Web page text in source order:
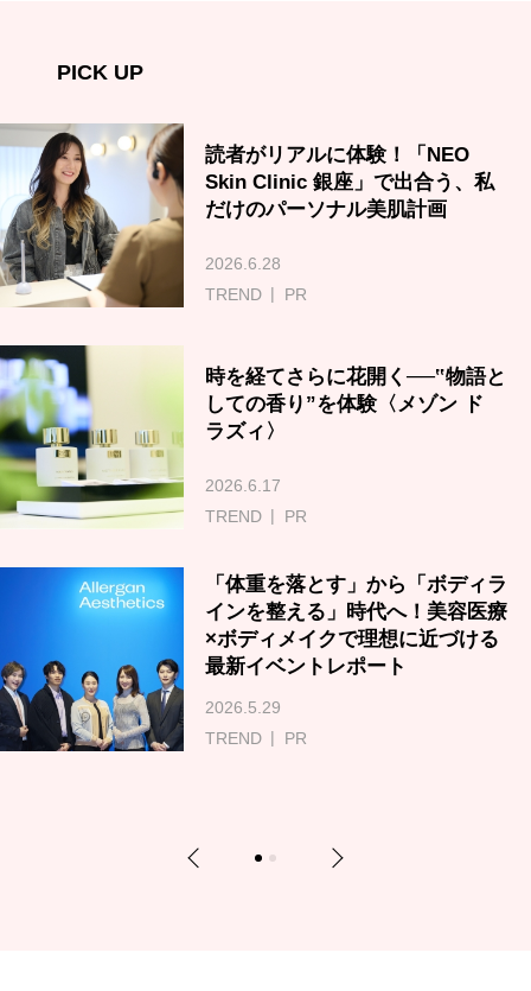
PICK UP
読者がリアルに体験！「NEO
Skin Clinic 銀座」で出合う、私
だけのパーソナル美肌計画
2026.6.28
TREND
PR
時を経てさらに花開く──‟物語と
しての香り”を体験〈メゾン ド
ラズィ〉
2026.6.17
TREND
PR
「体重を落とす」から「ボディラ
インを整える」時代へ！美容医療
×ボディメイクで理想に近づける
最新イベントレポート
2026.5.29
TREND
PR
Previous 1 2 Next